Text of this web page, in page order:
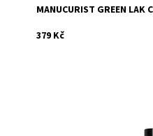
MANUCURIST GREEN LAK
379 Kč
Manucurist